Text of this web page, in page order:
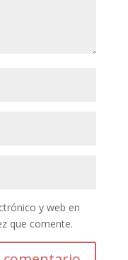
y web en
que comente.